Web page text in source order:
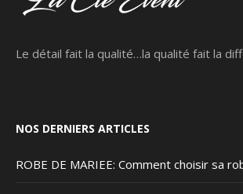
Le détail fait la qualité…la qualité fait la
NOS DERNIERS ARTICLES
ROBE DE MARIEE: Comment choisir sa